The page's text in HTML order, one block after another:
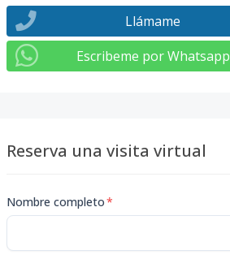
Llámame
Escribeme por Whatsapp
Reserva una visita virtual
Nombre completo*